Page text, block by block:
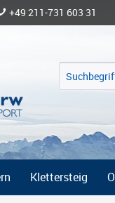
+49 211-731 603 31
Klettersteig